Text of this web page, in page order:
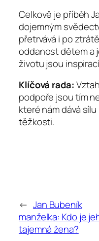
Celkově je příběh
dojemným
přetrvává i po
oddanost dětem a
životu jsou
Klíčová rada:
podpoře jsou tím
které nám dává
těžkosti.
← Jan Bubeník
manželka: Kdo je
tajemná žena?